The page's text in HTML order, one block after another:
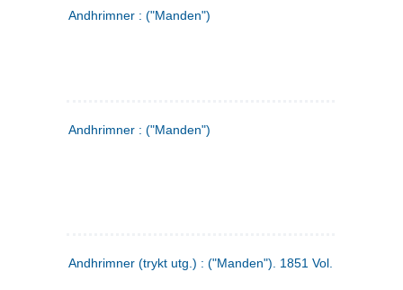
Andhrimner : ("Manden")
Andhrimner : ("Manden")
Andhrimner (trykt utg.) : ("Manden"). 1851 Vol. 2 Nr. 1